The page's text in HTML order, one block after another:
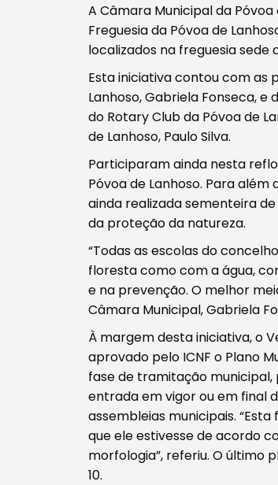
Procurar
Tipo de
Filtros
A Câmara Municipal da
Freguesia da Póvoa de
localizados na freguesia sede
Esta iniciativa contou com as
Lanhoso, Gabriela Fonseca,
do Rotary Club da Póvoa de
de Lanhoso, Paulo Silva.
Participaram ainda nesta
Póvoa de Lanhoso. Para
ainda realizada sementeira
da proteção da natureza.
“Todas as escolas do
floresta como com a água,
e na prevenção. O melhor
Câmara Municipal, Gabriela
À margem desta iniciativa, o
aprovado pelo ICNF o Plano
fase de tramitação
entrada em vigor ou em final
assembleias municipais.
que ele estivesse de acordo
morfologia”, referiu. O último
10.